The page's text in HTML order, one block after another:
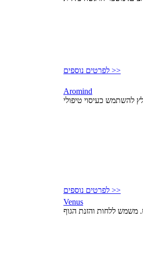
לפרטים נוספים >>
Aromind
לפרטים נוספים >>
Venus